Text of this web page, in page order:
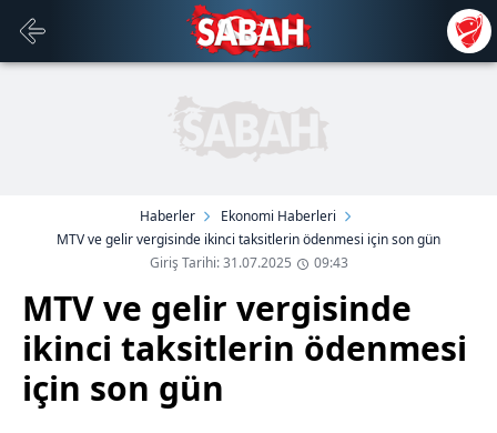
Haberler
Ekonomi Haberleri
MTV ve gelir vergisinde ikinci taksitlerin ödenmesi için son gün
Giriş Tarihi: 31.07.2025
09:43
MTV ve gelir vergisinde
ikinci taksitlerin ödenmesi
için son gün